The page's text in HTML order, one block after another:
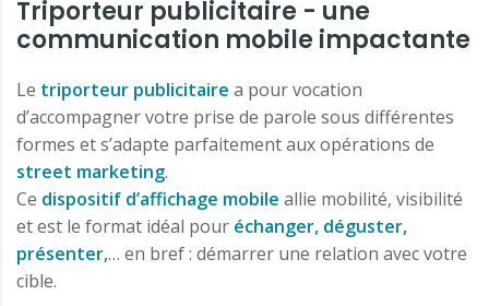
Triporteur publicitaire - une
communication mobile impactante
Le triporteur publicitaire a pour vocation
d’accompagner votre prise de parole sous différentes
formes et s’adapte parfaitement aux opérations de
street marketing.
Ce dispositif d’affichage mobile allie mobilité, visibilité
et est le format idéal pour échanger, déguster,
présenter,… en bref : démarrer une relation avec votre
cible.